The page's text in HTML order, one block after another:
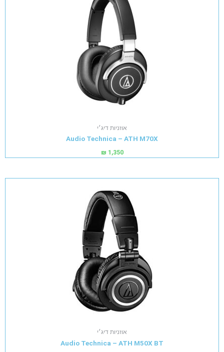
אוזניות דיג׳י
Audio Technica – ATH M70X
₪ 1,350
אוזניות דיג׳י
Audio Technica – ATH M50X BT